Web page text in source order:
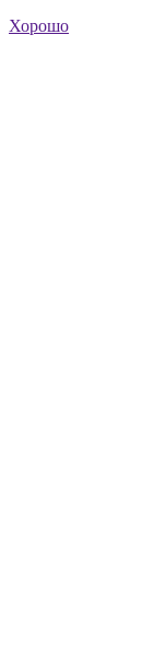
Хорошо